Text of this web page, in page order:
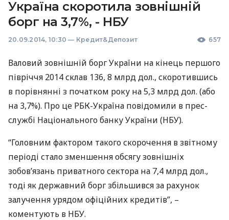
Україна скоротила зовнішній
борг на 3,7%, - НБУ
20.09.2014, 10:30 — Кредит&Депозит 657
Валовий зовнішній борг України на кінець першого
півріччя 2014 склав 136, 8 млрд дол., скоротившись
в порівнянні з початком року на 5,3 млрд дол. (або
на 3,7%). Про це РБК-Україна повідомили в прес-
службі Національного банку України (НБУ).
“Головним фактором такого скорочення в звітному
періоді стало зменшення обсягу зовнішніх
зобов’язань приватного сектора на 7,4 млрд дол.,
тоді як державний борг збільшився за рахунок
залучення урядом офіційних кредитів”, –
коментують в НБУ.